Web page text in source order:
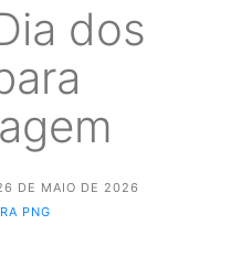
dos
DE MAIO DE 2026
PNG